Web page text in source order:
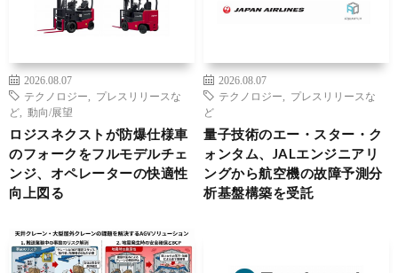
2026.08.07
テクノロジー
プレスリリースな
ど
動向/展望
ロジスネクストが防爆仕様車
のフォークをフルモデルチェ
ンジ、オペレーターの快適性
向上図る
2026.08.07
テクノロジー
プレスリリースな
ど
量子技術のエー・スター・ク
ォンタム、JALエンジニアリ
ングから航空機の故障予測分
析基盤構築を受託